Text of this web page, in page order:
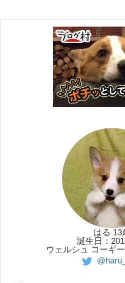
はる 13
誕生日：
ウェルシュ コーギ